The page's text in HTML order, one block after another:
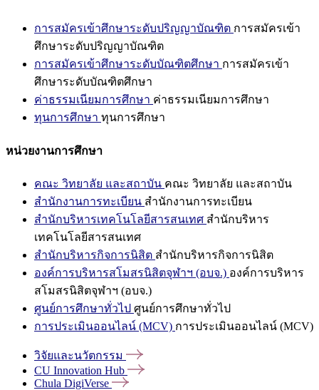
การสมัครเข้าศึกษาระดับปริญญาบัณฑิต การสมัครเข้า
ศึกษาระดับปริญญาบัณฑิต
การสมัครเข้าศึกษาระดับบัณฑิตศึกษา การสมัครเข้า
ศึกษาระดับบัณฑิตศึกษา
ค่าธรรมเนียมการศึกษา ค่าธรรมเนียมการศึกษา
ทุนการศึกษา ทุนการศึกษา
หน่วยงานการศึกษา
คณะ วิทยาลัย และสถาบัน คณะ วิทยาลัย และสถาบัน
สำนักงานการทะเบียน สำนักงานการทะเบียน
สำนักบริหารเทคโนโลยีสารสนเทศ สำนักบริหาร
เทคโนโลยีสารสนเทศ
สำนักบริหารกิจการนิสิต สำนักบริหารกิจการนิสิต
องค์การบริหารสโมสรนิสิตจุฬาฯ (อบจ.) องค์การบริหาร
สโมสรนิสิตจุฬาฯ (อบจ.)
ศูนย์การศึกษาทั่วไป ศูนย์การศึกษาทั่วไป
การประเมินออนไลน์ (MCV) การประเมินออนไลน์ (MCV)
วิจัยและนวัตกรรม
CU Innovation Hub
Chula DigiVerse